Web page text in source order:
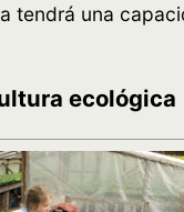
una
ecológica